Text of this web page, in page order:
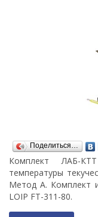
Поделиться…
Комплект ЛАБ-
температуры
Метод А. Комплект
LOIP FT-311-80.